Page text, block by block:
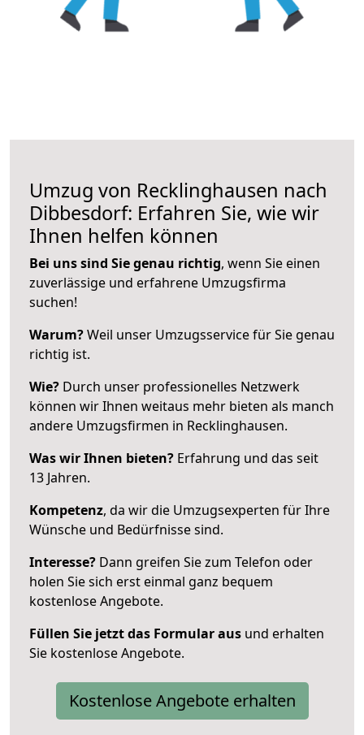
Umzug von Recklinghausen nach
Dibbesdorf: Erfahren Sie, wie wir
Ihnen helfen können
Bei uns sind Sie genau richtig, wenn Sie einen
zuverlässige und erfahrene Umzugsfirma
suchen!
Warum?Weil unser Umzugsservice für Sie genau
richtig ist.
Wie? Durch unser professionelles Netzwerk
können wir Ihnen weitaus mehr bieten als manch
andere Umzugsfirmen in Recklinghausen.
Was wir Ihnen bieten? Erfahrung und das seit
13 Jahren.
Kompetenz, da wir die Umzugsexperten für Ihre
Wünsche und Bedürfnisse sind.
Interesse? Dann greifen Sie zum Telefon oder
holen Sie sich erst einmal ganz bequem
kostenlose Angebote.
Füllen Sie jetzt das Formular aus und erhalten
Sie kostenlose Angebote.
Kostenlose Angebote erhalten